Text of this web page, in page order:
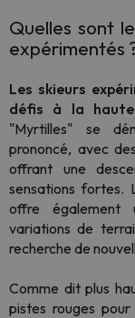
Quelles sont
expérimentés
Les skieurs
défis à la
"Myrtilles" se
prononcé, avec
offrant une
sensations fortes.
offre également
variations de
recherche de
Comme dit plus
pistes rouges pour